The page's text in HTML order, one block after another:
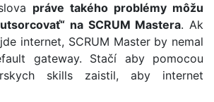
práve takého problémy môžu
na SCRUM Mastera. Ak
internet, SCRUM Master by nemal
gateway. Stačí aby pomocou
skills zaistil, aby internet